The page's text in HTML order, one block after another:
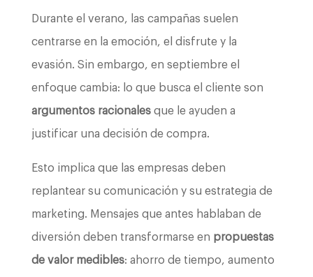
Durante el verano, las campañas suelen
centrarse en la emoción, el disfrute y la
evasión. Sin embargo, en septiembre el
enfoque cambia: lo que busca el cliente son
argumentos racionalesque le ayuden a
justificar una decisión de compra.
Esto implica que las empresas deben
replantear su comunicación y su estrategia de
marketing. Mensajes que antes hablaban de
diversión deben transformarse en propuestas
de valor medibles: ahorro de tiempo, aumento